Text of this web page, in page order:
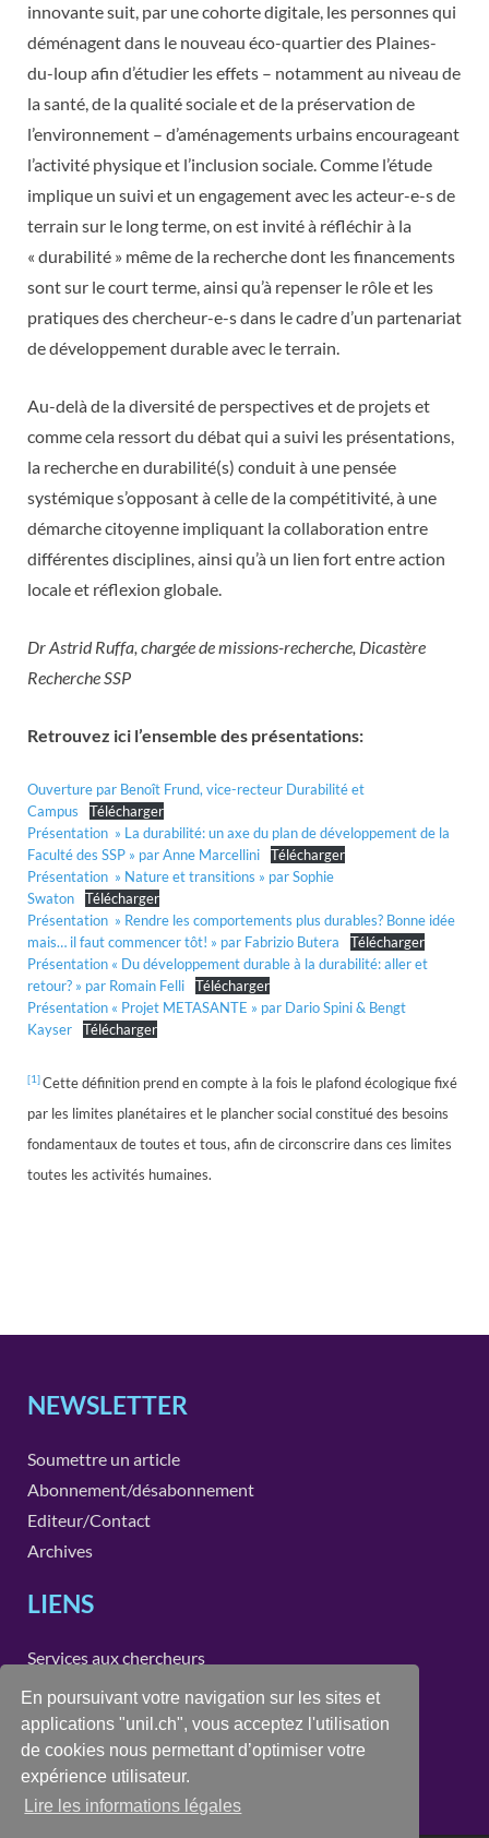
En poursuivant votre navigation sur les sites et
applications "unil.ch", vous acceptez l'utilisation
de cookies nous permettant d’optimiser votre
expérience utilisateur.
Lire les informations légales
innovante suit, par une cohorte digitale, les personnes qui
déménagent dans le nouveau éco-quartier des Plaines-
du-loup afin d’étudier les effets – notamment au niveau de
la santé, de la qualité sociale et de la préservation de
l’environnement – d’aménagements urbains encourageant
l’activité physique et l’inclusion sociale. Comme l’étude
implique un suivi et un engagement avec les acteur-e-s de
terrain sur le long terme, on est invité à réfléchir à la
« durabilité » même de la recherche dont les financements
sont sur le court terme, ainsi qu’à repenser le rôle et les
pratiques des chercheur-e-s dans le cadre d’un partenariat
de développement durable avec le terrain.
Au-delà de la diversité de perspectives et de projets et
comme cela ressort du débat qui a suivi les présentations,
la recherche en durabilité(s) conduit à une pensée
systémique s’opposant à celle de la compétitivité, à une
démarche citoyenne impliquant la collaboration entre
différentes disciplines, ainsi qu’à un lien fort entre action
locale et réflexion globale.
Dr Astrid Ruffa, chargée de missions-recherche, Dicastère
Recherche SSP
Retrouvez ici l’ensemble des présentations:
Ouverture par Benoît Frund, vice-recteur Durabilité et
Campus
Télécharger
Présentation » La durabilité: un axe du plan de développement de la
Faculté des SSP » par Anne Marcellini
Télécharger
Présentation » Nature et transitions » par Sophie
Swaton
Télécharger
Présentation » Rendre les comportements plus durables? Bonne idée
mais… il faut commencer tôt! » par Fabrizio Butera
Télécharger
Présentation « Du développement durable à la durabilité: aller et
retour? » par Romain Felli
Télécharger
Présentation « Projet METASANTE » par Dario Spini & Bengt
Kayser
Télécharger
[1]Cette définition prend en compte à la fois le plafond écologique fixé
par les limites planétaires et le plancher social constitué des besoins
fondamentaux de toutes et tous, afin de circonscrire dans ces limites
toutes les activités humaines.
NEWSLETTER
Soumettre un article
Abonnement/désabonnement
Editeur/Contact
Archives
LIENS
Services aux chercheurs
Instituts et unités de recherche de la Faculté des SSP
CONTACT
recherche.ssp@unil.ch